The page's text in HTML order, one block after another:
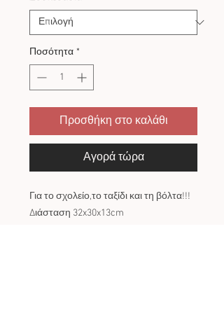
Ποσότητα *
Προσθήκη στο καλάθι
Αγορά τώρα
Για το σχολείο,το ταξίδι και τη βόλτα!!!
Διάσταση 32x30x13cm